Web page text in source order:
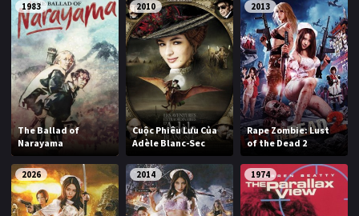
1983
The Ballad of
Narayama
2010
Cuộc Phiêu Lưu Của
Adèle Blanc-Sec
2013
Rape Zombie: Lust
of the Dead 2
2026 2014 1974